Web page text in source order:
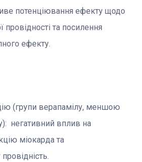
потенціювання ефекту щодо
провідності та посилення
ефекту.
(групи верапамілу, меншою
негативний вплив на
міокарда та